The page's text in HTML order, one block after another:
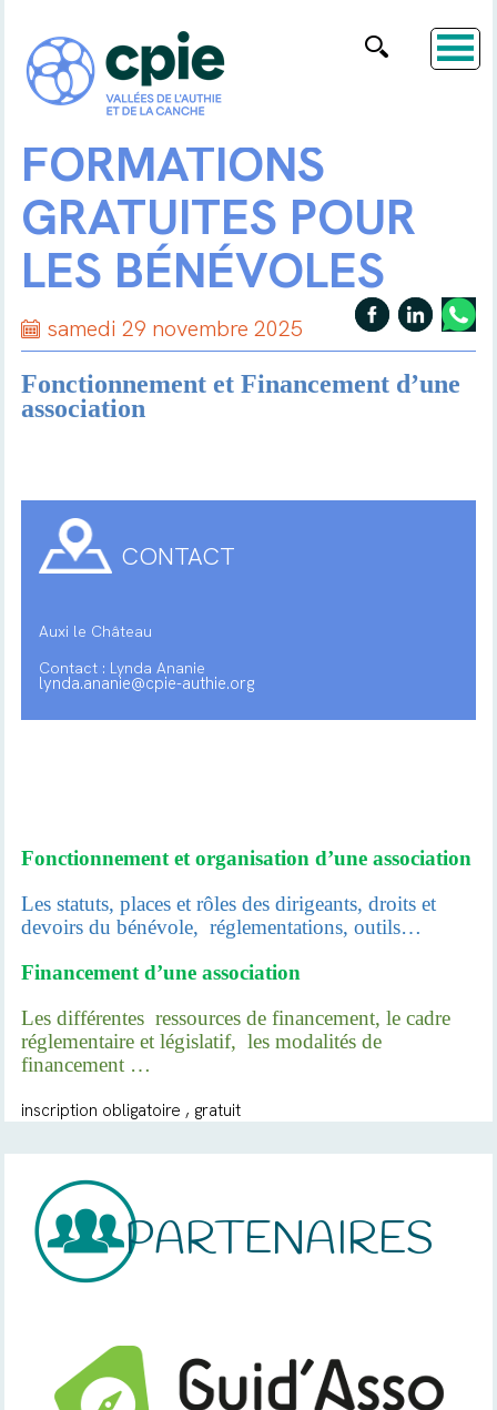
FORMATIONS
GRATUITES POUR
LES BÉNÉVOLES
samedi 29 novembre 2025
Fonctionnement et Financement d’une
association
CONTACT
Auxi le Château
Contact : Lynda Ananie
lynda.ananie@cpie-authie.org
Fonctionnement et organisation d’une association
Les statuts, places et rôles des dirigeants, droits et
devoirs du bénévole, réglementations, outils…
Financement d’une association
Les différentes ressources de financement, le cadre
réglementaire et législatif, les modalités de
financement …
inscription obligatoire , gratuit
PARTENAIRES